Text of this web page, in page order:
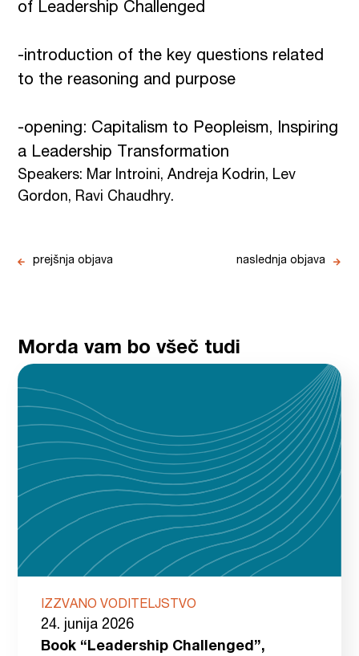
of Leadership Challenged
-introduction of the key questions related
to the reasoning and purpose
-opening: Capitalism to Peopleism, Inspiring
a Leadership Transformation
Speakers: Mar Introini, Andreja Kodrin, Lev
Gordon, Ravi Chaudhry.
prejšnja objava naslednja objava
Morda vam bo všeč tudi
IZZVANO VODITELJSTVO
24. junija 2026
Book “Leadership Challenged”,